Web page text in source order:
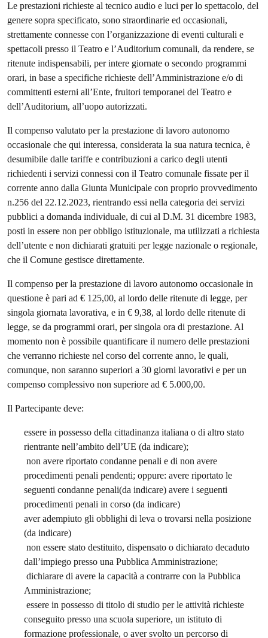
Le prestazioni richieste al tecnico audio e luci per lo spettacolo, del
genere sopra specificato, sono straordinarie ed occasionali,
strettamente connesse con l’organizzazione di eventi culturali e
spettacoli presso il Teatro e l’Auditorium comunali, da rendere, se
ritenute indispensabili, per intere giornate o secondo programmi
orari, in base a specifiche richieste dell’Amministrazione e/o di
committenti esterni all’Ente, fruitori temporanei del Teatro e
dell’Auditorium, all’uopo autorizzati.
Il compenso valutato per la prestazione di lavoro autonomo
occasionale che qui interessa, considerata la sua natura tecnica, è
desumibile dalle tariffe e contribuzioni a carico degli utenti
richiedenti i servizi connessi con il Teatro comunale fissate per il
corrente anno dalla Giunta Municipale con proprio provvedimento
n.256 del 22.12.2023, rientrando essi nella categoria dei servizi
pubblici a domanda individuale, di cui al D.M. 31 dicembre 1983,
posti in essere non per obbligo istituzionale, ma utilizzati a richiesta
dell’utente e non dichiarati gratuiti per legge nazionale o regionale,
che il Comune gestisce direttamente.
Il compenso per la prestazione di lavoro autonomo occasionale in
questione è pari ad € 125,00, al lordo delle ritenute di legge, per
singola giornata lavorativa, e in € 9,38, al lordo delle ritenute di
legge, se da programmi orari, per singola ora di prestazione. Al
momento non è possibile quantificare il numero delle prestazioni
che verranno richieste nel corso del corrente anno, le quali,
comunque, non saranno superiori a 30 giorni lavorativi e per un
compenso complessivo non superiore ad € 5.000,00.
Il Partecipante deve:
essere in possesso della cittadinanza italiana o di altro stato
rientrante nell’ambito dell’UE (da indicare);
non avere riportato condanne penali e di non avere
procedimenti penali pendenti; oppure: avere riportato le
seguenti condanne penali(da indicare) avere i seguenti
procedimenti penali in corso (da indicare)
aver adempiuto gli obblighi di leva o trovarsi nella posizione
(da indicare)
non essere stato destituito, dispensato o dichiarato decaduto
dall’impiego presso una Pubblica Amministrazione;
dichiarare di avere la capacità a contrarre con la Pubblica
Amministrazione;
essere in possesso di titolo di studio per le attività richieste
conseguito presso una scuola superiore, un istituto di
formazione professionale, o aver svolto un percorso di